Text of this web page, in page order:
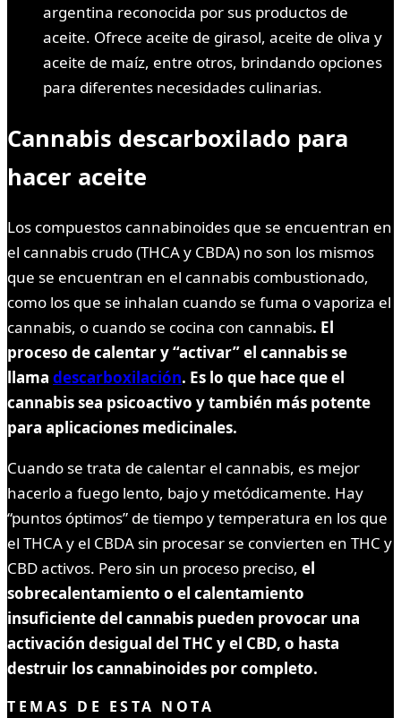
argentina reconocida por sus productos de
aceite. Ofrece aceite de girasol, aceite de oliva y
aceite de maíz, entre otros, brindando opciones
para diferentes necesidades culinarias.
Cannabis descarboxilado para
hacer aceite
Los compuestos cannabinoides que se encuentran en
el cannabis crudo (THCA y CBDA) no son los mismos
que se encuentran en el cannabis combustionado,
como los que se inhalan cuando se fuma o vaporiza el
cannabis, o cuando se cocina con cannabis. El
proceso de calentar y “activar” el cannabis se
llama descarboxilación. Es lo que hace que el
cannabis sea psicoactivo y también más potente
para aplicaciones medicinales.
Cuando se trata de calentar el cannabis, es mejor
hacerlo a fuego lento, bajo y metódicamente. Hay
“puntos óptimos” de tiempo y temperatura en los que
el THCA y el CBDA sin procesar se convierten en THC y
CBD activos. Pero sin un proceso preciso, el
sobrecalentamiento o el calentamiento
insuficiente del cannabis pueden provocar una
activación desigual del THC y el CBD, o hasta
destruir los cannabinoides por completo.
TEMAS DE ESTA NOTA